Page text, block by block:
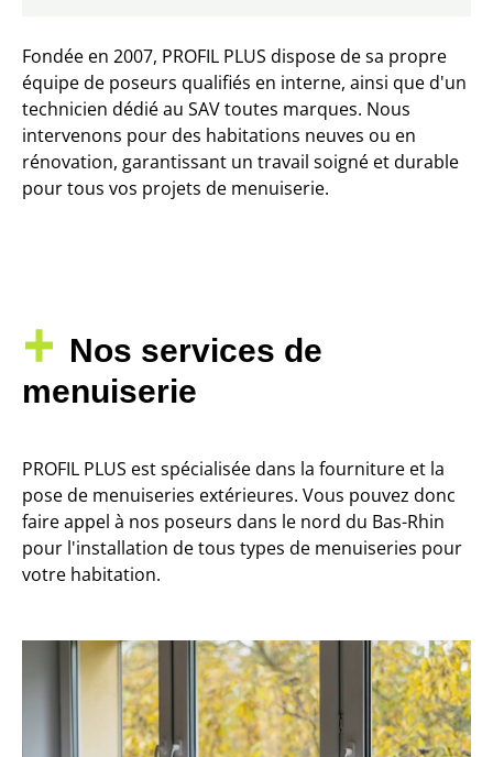
Fondée en 2007, PROFIL PLUS dispose de sa propre
équipe de poseurs qualifiés en interne, ainsi que d'un
technicien dédié au SAV toutes marques. Nous
intervenons pour des habitations neuves ou en
rénovation, garantissant un travail soigné et durable
pour tous vos projets de menuiserie.
Nos services de
menuiserie
PROFIL PLUS est spécialisée dans la fourniture et la
pose de menuiseries extérieures. Vous pouvez donc
faire appel à nos poseurs dans le nord du Bas-Rhin
pour l'installation de tous types de menuiseries pour
votre habitation.